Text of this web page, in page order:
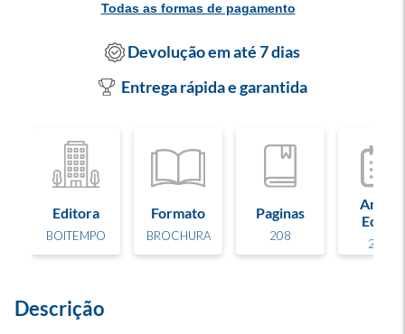
Todas as formas de pagamento
Devolução em até 7 dias
Entrega rápida e garantida
Editora
BOITEMPO
Formato
BROCHURA
Paginas
208
Ano de
Edição
2026
Descrição